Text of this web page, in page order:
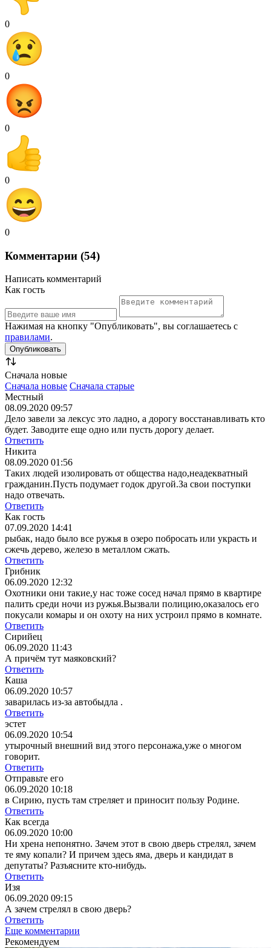
0
0
0
0
0
Комментарии (54)
Написать комментарий
Как гость
Нажимая на кнопку "Опубликовать", вы соглашаетесь с
правилами.
Сначала новые
Сначала новые Сначала старые
Местный
08.09.2020 09:57
Дело завели за лексус это ладно, а дорогу восстанавливать кто
будет. Заводите еще одно или пусть дорогу делает.
Ответить
Никита
08.09.2020 01:56
Таких людей изолировать от общества надо,неадекватный
гражданин.Пусть подумает годок другой.За свои поступки
надо отвечать.
Ответить
Как гость
07.09.2020 14:41
рыбак, надо было все ружья в озеро побросать или украсть и
сжечь дерево, железо в металлом сжать.
Ответить
Грибник
06.09.2020 12:32
Охотники они такие,у нас тоже сосед начал прямо в квартире
палить среди ночи из ружья.Вызвали полицию,оказалось его
покусали комары и он охоту на них устроил прямо в комнате.
Ответить
Сирийец
06.09.2020 11:43
А причём тут маяковский?
Ответить
Каша
06.09.2020 10:57
заварилась из-за автобыдла .
Ответить
эстет
06.09.2020 10:54
утырочный внешний вид этого персонажа,уже о многом
говорит.
Ответить
Отправьте его
06.09.2020 10:18
в Сирию, пусть там стреляет и приносит пользу Родине.
Ответить
Как всегда
06.09.2020 10:00
Ни хрена непонятно. Зачем этот в свою дверь стрелял, зачем
те яму копали? И причем здесь яма, дверь и кандидат в
депутаты? Разъясните кто-нибудь.
Ответить
Изя
06.09.2020 09:15
А зачем стрелял в свою дверь?
Ответить
Еще комментарии
Рекомендуем